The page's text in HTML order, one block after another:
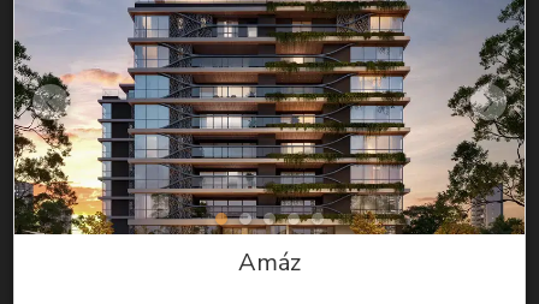
Amáz